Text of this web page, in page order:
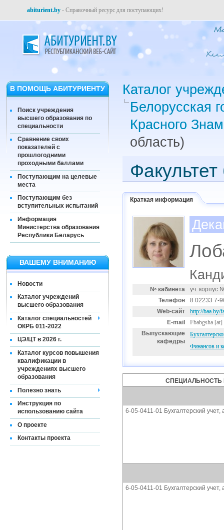
abiturient.by - Справочный ресурс для поступающих!
В ПОМОЩЬ АБИТУРИЕНТУ
Поиск учреждения
высшего образования по
специальности
Сравнение своих
показателей с
прошлогодними
проходными баллами
Поступающим на целевые
места
Поступающим без
вступительных испытаний
Информация
Министерства образования
Республики Беларусь
ВАШЕМУ ВНИМАНИЮ
Новости
Каталог учреждений
высшего образования
Каталог специальностей
ОКРБ 011-2022
ЦЭ/ЦТ в 2026 г.
Каталог курсов повышения
квалификации в
учреждениях высшего
образования
Полезно знать
Инструкция по
использованию сайта
О проекте
Контакты проекта
Каталог
Белорусская
Красного
область)
Факультет
Краткая информация
№ кабинета
уч. корпус
Телефон
8 02233 7-
Web-сайт
http://baa.by/
E-mail
Fbabgsha [at]
Выпускающие
кафедры
Финансов и
СПЕЦИАЛЬНОСТЬ
6-05-0411-01 Бухгалтерский
6-05-0411-01 Бухгалтерский